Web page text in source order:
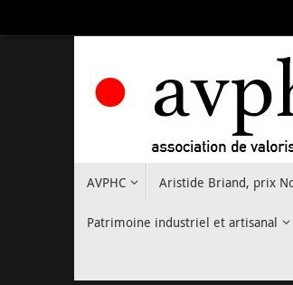
au
AVPHC Aristide Briand, prix
Patrimoine industriel et artisanal